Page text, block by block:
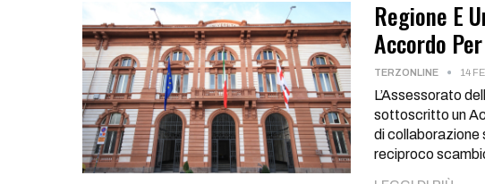
Regione E
Accordo
TERZONLINE 14
L’Assessorato
sottoscritto un
di collaborazione
reciproco